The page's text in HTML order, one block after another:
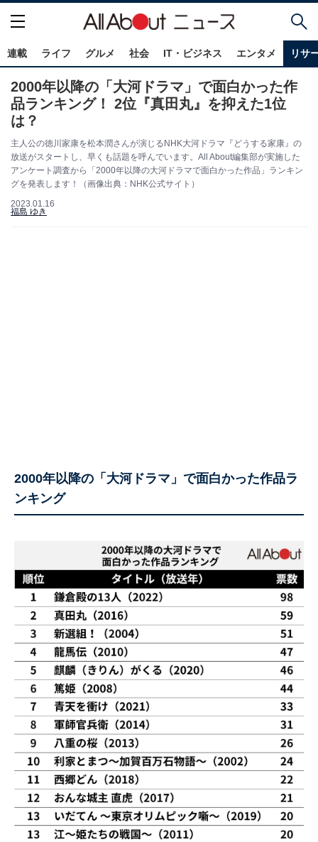
連載 ライフ グルメ 社会 IT・ビジネス エンタメ リサ
2000年以降の「大河ドラマ」で面白かった作
品ランキング！ 2位『真田丸』を抑えた1位
は？
主人公の徳川家康を松本潤さんが演じるNHK大河ドラマ『どうする家康』の
放送がスタートし、早くも話題を呼んでいます。All About編集部が実施した
アンケート調査から「2000年以降の大河ドラマで面白かった作品」ランキン
グを発表します！（画像出典：NHK公式サイト）
2023.01.16
福島 ゆき
2000年以降の「大河ドラマ」で面白かった作品ラ
ンキング